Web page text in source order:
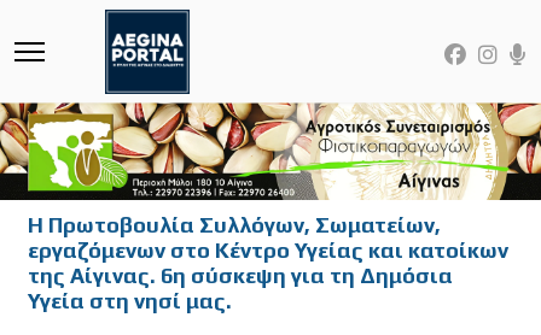
Η Πρωτοβουλία Συλλόγων, Σωματείων,
εργαζόμενων στο Κέντρο Υγείας και κατοίκων
της Αίγινας. 6η σύσκεψη για τη Δημόσια
Υγεία στη νησί μας.